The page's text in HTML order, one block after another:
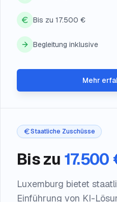
Bis zu 17.500 €
Begleitung inklusive
Mehr
Staatliche Zuschüsse
Bis zu 17.500
Luxemburg bietet
Einführung von KI-